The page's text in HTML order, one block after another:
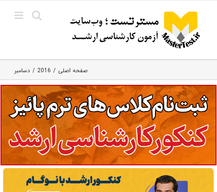
content
صفحه اصلی 2016 دسامبر